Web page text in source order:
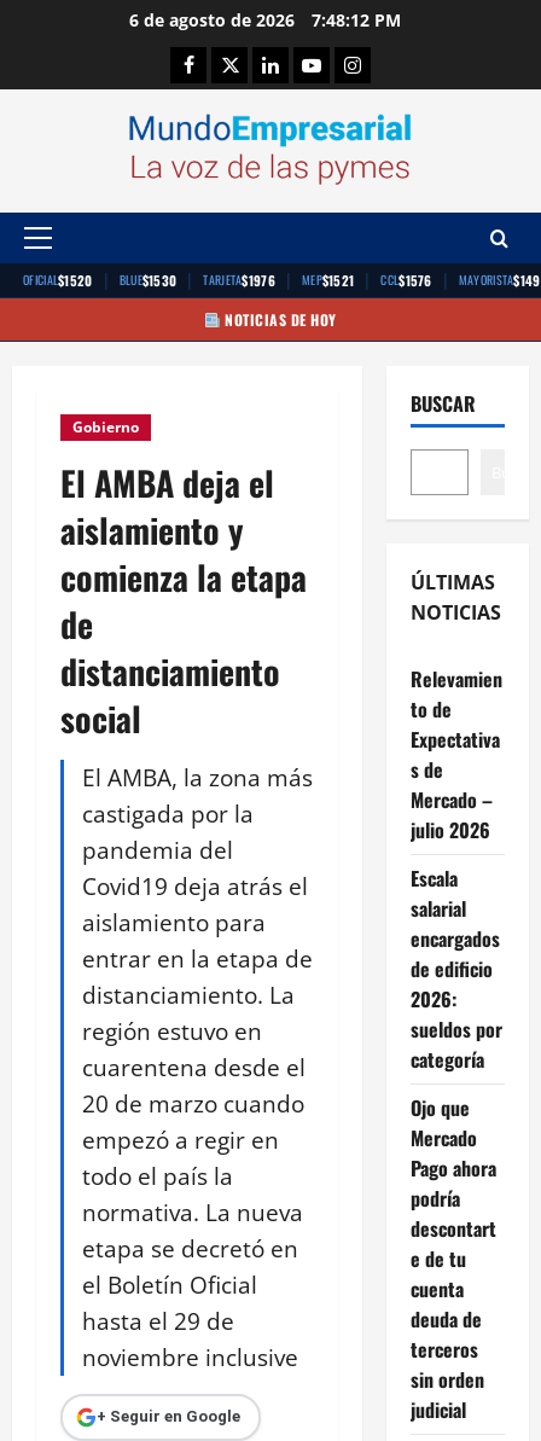
6 de agosto de 2026 7:48:13 PM
Facebook
TwitterLinkedinYoutubeInstagram
Menú
principal
OFICIAL$1520 | BLUE$1530 | TARJETA$1976 | MEP$1521 | CCL$1576 | MAYORISTA
NOTICIAS DE HOY
Gobierno
El AMBA deja el
aislamiento y
comienza la etapa
de
distanciamiento
social
El AMBA, la zona más
castigada por la
pandemia del
Covid19 deja atrás el
aislamiento para
entrar en la etapa de
distanciamiento. La
región estuvo en
cuarentena desde el
20 de marzo cuando
empezó a regir en
todo el país la
normativa. La nueva
etapa se decretó en
el Boletín Oficial
hasta el 29 de
noviembre inclusive
+ Seguir en Google
BUSCAR
ÚLTIMAS
NOTICIAS
Relevamien
to de
Expectativa
s de
Mercado –
julio 2026
Escala
salarial
encargados
de edificio
2026:
sueldos por
categoría
Ojo que
Mercado
Pago ahora
podría
descontart
e de tu
cuenta
deuda de
terceros
sin orden
judicial